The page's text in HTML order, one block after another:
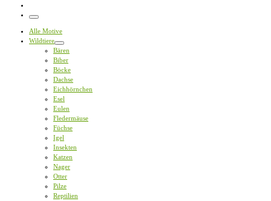
Menü
Alle Motive
Wildtiere
Bären
Biber
Böcke
Dachse
Eichhörnchen
Esel
Eulen
Fledermäuse
Füchse
Igel
Insekten
Katzen
Nager
Otter
Pilze
Reptilien